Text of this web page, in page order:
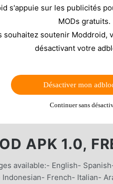
APK 1.0,
available:- English-
French- Italian-
s'appuie sur les publicités
MODs gratuits.
souhaitez soutenir Moddroid,
désactivant votre
Désactiver mon
Continuer sans